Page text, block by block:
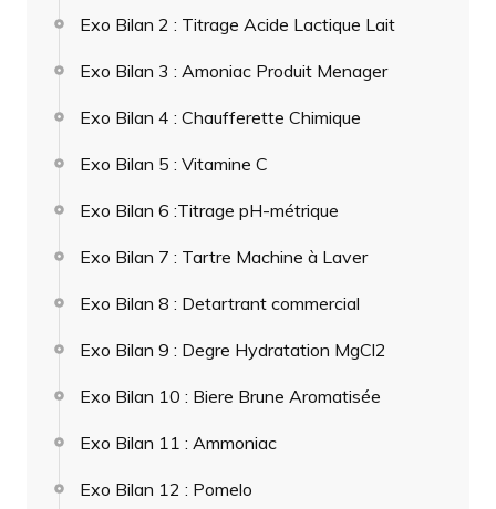
Exo Bilan 2 : Titrage Acide Lactique Lait
Exo Bilan 3 : Amoniac Produit Menager
Exo Bilan 4 : Chaufferette Chimique
Exo Bilan 5 : Vitamine C
Exo Bilan 6 :Titrage pH-métrique
Exo Bilan 7 : Tartre Machine à Laver
Exo Bilan 8 : Detartrant commercial
Exo Bilan 9 : Degre Hydratation MgCl2
Exo Bilan 10 : Biere Brune Aromatisée
Exo Bilan 11 : Ammoniac
Exo Bilan 12 : Pomelo